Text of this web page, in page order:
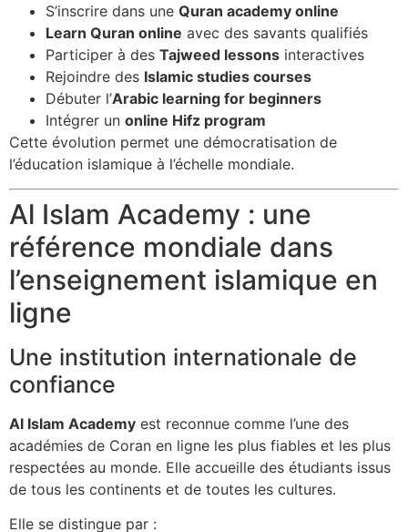
S’inscrire dans une Quran academy online
Learn Quran online avec des savants qualifiés
Participer à des Tajweed lessons interactives
Rejoindre des Islamic studies courses
Débuter l’Arabic learning for beginners
Intégrer un online Hifz program
Cette évolution permet une démocratisation de
l’éducation islamique à l’échelle mondiale.
Al Islam Academy : une
référence mondiale dans
l’enseignement islamique en
ligne
Une institution internationale de
confiance
Al Islam Academy est reconnue comme l’une des
académies de Coran en ligne les plus fiables et les plus
respectées au monde. Elle accueille des étudiants issus
de tous les continents et de toutes les cultures.
Elle se distingue par :